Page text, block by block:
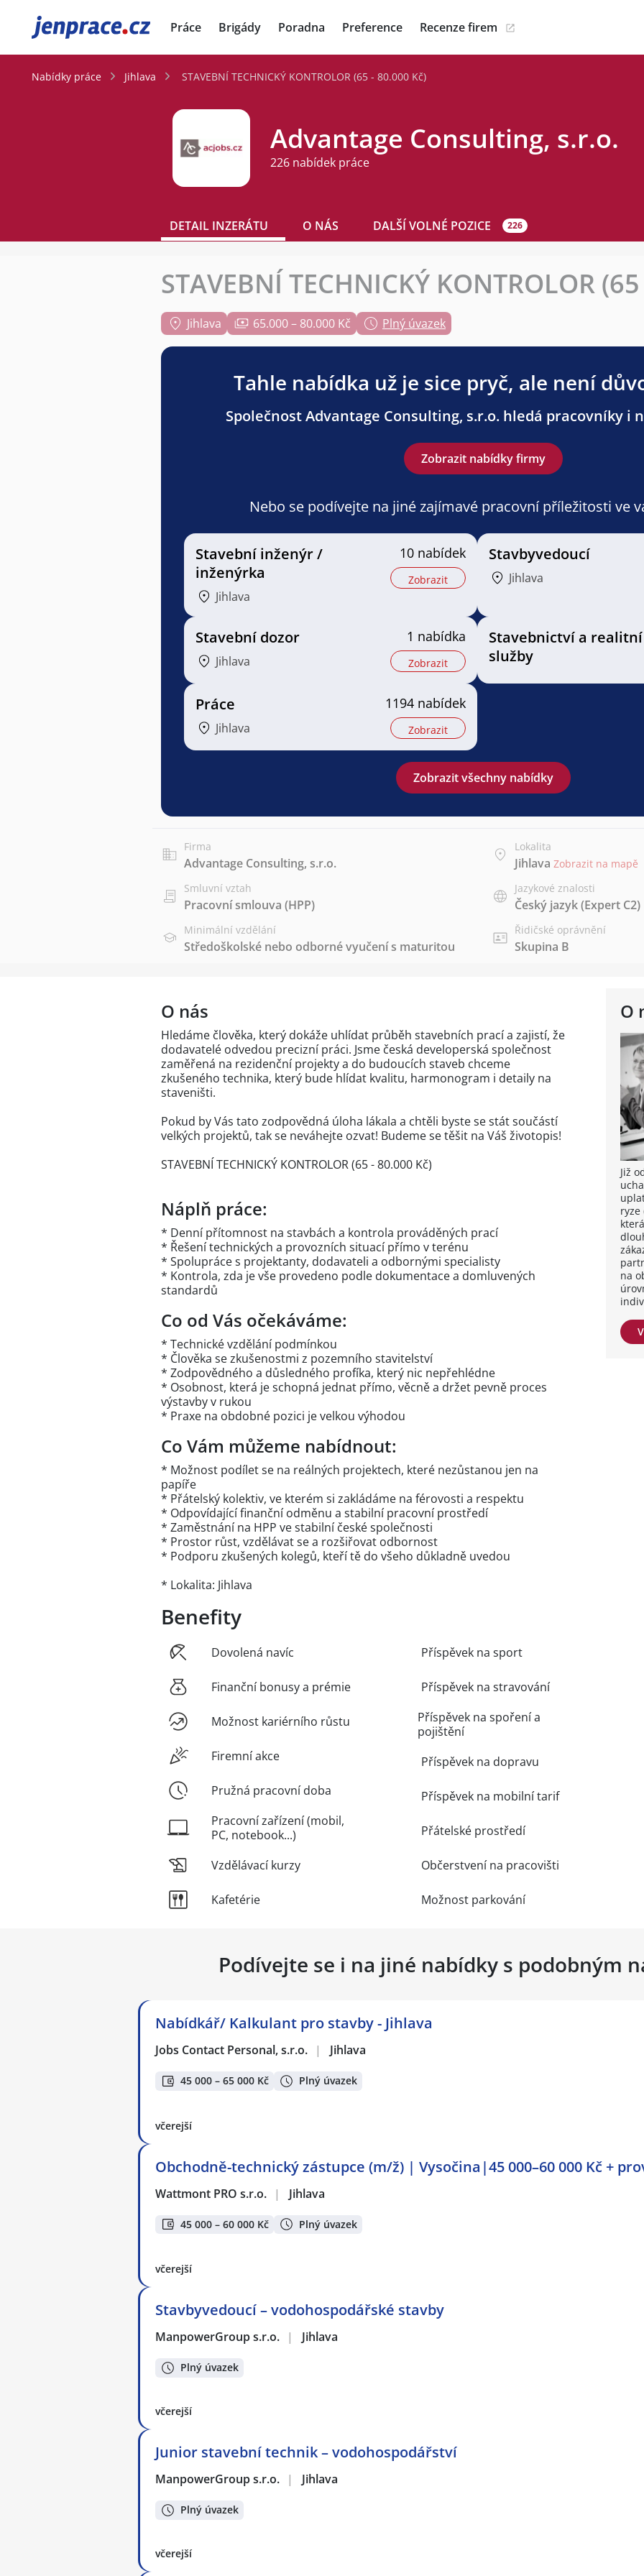
JenPráce.cz Práce Brigády Poradna Preference Recenze firem
Nabídky práce Jihlava STAVEBNÍ TECHNICKÝ KONTROLOR (65 - 80.000 Kč)
Advantage Consulting, s.r.o.
226 nabídek práce
DETAIL INZERÁTU O NÁS DALŠÍ VOLNÉ POZICE 226
STAVEBNÍ TECHNICKÝ KONTROLOR
Jihlava 65.000 – 80.000 Kč Plný úvazek
Tahle nabídka už je sice pryč, ale není
Společnost Advantage Consulting, s.r.o. hledá pracovníky i
Zobrazit nabídky firmy
Nebo se podívejte na jiné zajímavé pracovní příležitosti ve
Stavební inženýr /
inženýrka
Jihlava
10 nabídek
Zobrazit
Stavbyvedoucí
Jihlava
Stavební dozor
Jihlava
1 nabídka
Zobrazit
Stavebnictví a realitní
služby
Práce
Jihlava
1194 nabídek
Zobrazit
Zobrazit všechny nabídky
Firma
Advantage Consulting, s.r.o.
Lokalita
Jihlava Zobrazit na mapě
Smluvní vztah
Pracovní smlouva (HPP)
Jazykové znalosti
Český jazyk(Expert C2)
Minimální vzdělání
Středoškolské nebo odborné vyučení s maturitou
Řidičské oprávnění
Skupina B
O
Již
ryze
na
O nás
Hledáme člověka, který dokáže uhlídat průběh stavebních prací a zajistí, že
dodavatelé odvedou precizní práci. Jsme česká developerská společnost
zaměřená na rezidenční projekty a do budoucích staveb chceme
zkušeného technika, který bude hlídat kvalitu, harmonogram i detaily na
staveništi.
Pokud by Vás tato zodpovědná úloha lákala a chtěli byste se stát součástí
velkých projektů, tak se neváhejte ozvat! Budeme se těšit na Váš životopis!
STAVEBNÍ TECHNICKÝ KONTROLOR (65 - 80.000 Kč)
Náplň práce:
* Denní přítomnost na stavbách a kontrola prováděných prací
* Řešení technických a provozních situací přímo v terénu
* Spolupráce s projektanty, dodavateli a odbornými specialisty
* Kontrola, zda je vše provedeno podle dokumentace a domluvených
standardů
Co od Vás očekáváme:
* Technické vzdělání podmínkou
* Člověka se zkušenostmi z pozemního stavitelství
* Zodpovědného a důsledného profíka, který nic nepřehlédne
* Osobnost, která je schopná jednat přímo, věcně a držet pevně proces
výstavby v rukou
* Praxe na obdobné pozici je velkou výhodou
Co Vám můžeme nabídnout:
* Možnost podílet se na reálných projektech, které nezůstanou jen na
papíře
* Přátelský kolektiv, ve kterém si zakládáme na férovosti a respektu
* Odpovídající finanční odměnu a stabilní pracovní prostředí
* Zaměstnání na HPP ve stabilní české společnosti
* Prostor růst, vzdělávat se a rozšiřovat odbornost
* Podporu zkušených kolegů, kteří tě do všeho důkladně uvedou
* Lokalita: Jihlava
Benefity
Dovolená navíc
Finanční bonusy a prémie
Možnost kariérního růstu
Firemní akce
Pružná pracovní doba
Pracovní zařízení (mobil,
PC, notebook...)
Vzdělávací kurzy
Kafetérie
Příspěvek na sport
Příspěvek na stravování
Příspěvek na spoření a
pojištění
Příspěvek na dopravu
Příspěvek na mobilní tarif
Přátelské prostředí
Občerstvení na pracovišti
Možnost parkování
Podívejte se i na jiné nabídky s podobným
Nabídkář/ Kalkulant pro stavby - Jihlava
Jobs Contact Personal, s.r.o. | Jihlava
45 000 – 65 000 Kč Plný úvazek
včerejší
Obchodně-technický zástupce (m/ž) | Vysočina|45 000–60 000 Kč +
Wattmont PRO s.r.o. | Jihlava
45 000 – 60 000 Kč Plný úvazek
včerejší
Stavbyvedoucí – vodohospodářské stavby
ManpowerGroup s.r.o. | Jihlava
Plný úvazek
včerejší
Junior stavební technik – vodohospodářství
ManpowerGroup s.r.o. | Jihlava
Plný úvazek
včerejší